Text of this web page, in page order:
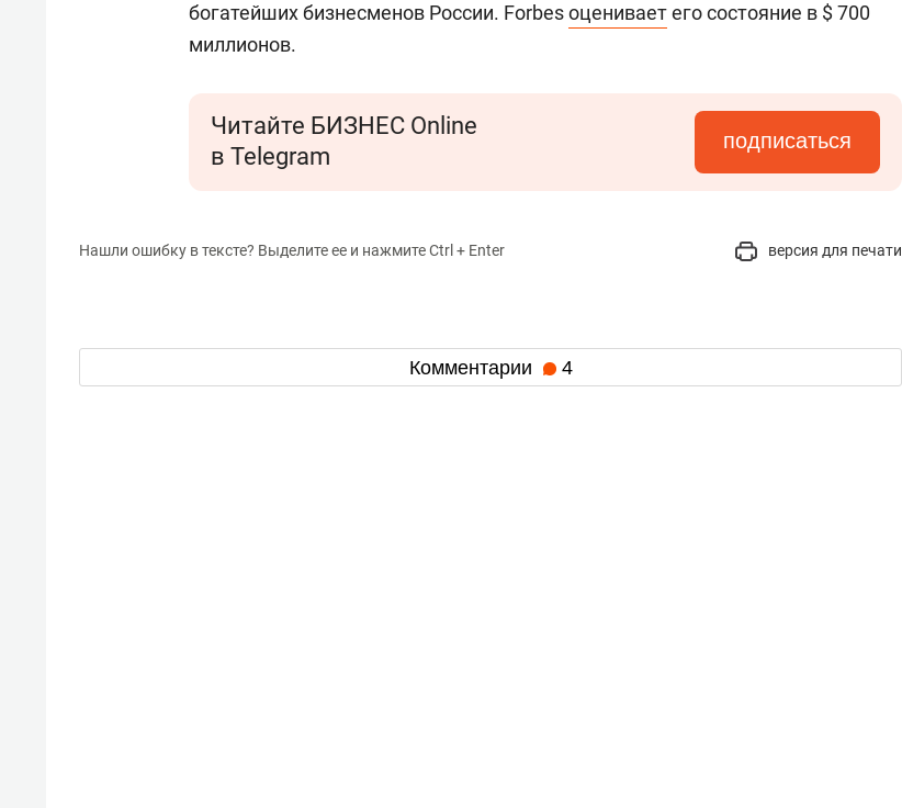
богатейших бизнесменов России. Forbesоцениваетего состояние в $ 700
миллионов.
Читайте БИЗНЕС Online
в Telegram
подписаться
Нашли ошибку в тексте? Выделите ее и нажмите Ctrl + Enter версия для печати
Комментарии 4